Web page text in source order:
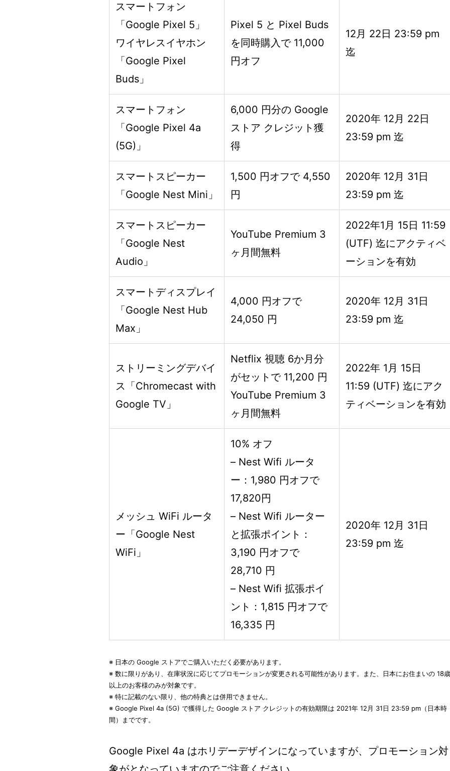
スマートフォン
「Google Pixel 5」
ワイヤレスイヤホン
「Google Pixel
Buds」
Pixel 5 と Pixel Buds
を同時購入で 11,000
円オフ
12月 22日 23:59 pm
迄
スマートフォン
「Google Pixel 4a
(5G)」
6,000 円分の Google
ストア クレジット獲
得
2020年 12月 22日
23:59 pm 迄
スマートスピーカー
「Google Nest Mini」
1,500 円オフで 4,550
円
2020年 12月 31日
23:59 pm 迄
スマートスピーカー
「Google Nest
Audio」
YouTube Premium 3
ヶ月間無料
2022年1月 15日 11:59
(UTF) 迄にアクティベ
ーションを有効
スマートディスプレイ
「Google Nest Hub
Max」
4,000 円オフで
24,050 円
2020年 12月 31日
23:59 pm 迄
ストリーミングデバイ
ス「Chromecast with
Google TV」
Netflix 視聴 6か月分
がセットで 11,200 円
YouTube Premium 3
ヶ月間無料
2022年 1月 15日
11:59 (UTF) 迄にアク
ティベーションを有効
メッシュ WiFi ルータ
ー「Google Nest
WiFi」
10% オフ
– Nest Wifi ルータ
ー：1,980 円オフで
17,820円
– Nest Wifi ルーター
と拡張ポイント：
3,190 円オフで
28,710 円
– Nest Wifi 拡張ポイ
ント：1,815 円オフで
16,335 円
2020年 12月 31日
23:59 pm 迄
※ 日本の Google ストアでご購入いただく必要があります。
※ 数に限りがあり、在庫状況に応じてプロモーションが変更される可能性があります。また、日本にお住まいの 18歳
以上のお客様のみが対象です。
※ 特に記載のない限り、他の特典とは併用できません。
※ Google Pixel 4a (5G) で獲得した Google ストア クレジットの有効期限は 2021年 12月 31日 23:59 pm（日本時
間）までです。
Google Pixel 4a はホリデーデザインになっていますが、プロモーション対